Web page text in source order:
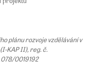
plánu rozvoje vzdělávání v
KAP II), reg. č.
0019192